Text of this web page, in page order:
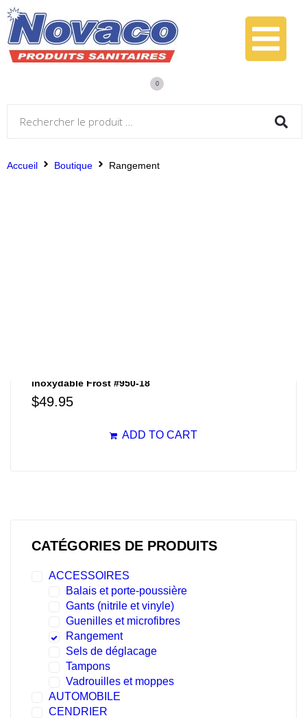
0
Accueil Boutique Rangement
Rangement
inoxydable Frost #950-18
$49.95
ADD TO CART
CATÉGORIES DE PRODUITS
ACCESSOIRES
Balais et porte-poussière
Gants (nitrile et vinyle)
Guenilles et microfibres
Rangement
Sels de déglacage
Tampons
Vadrouilles et moppes
AUTOMOBILE
CENDRIER